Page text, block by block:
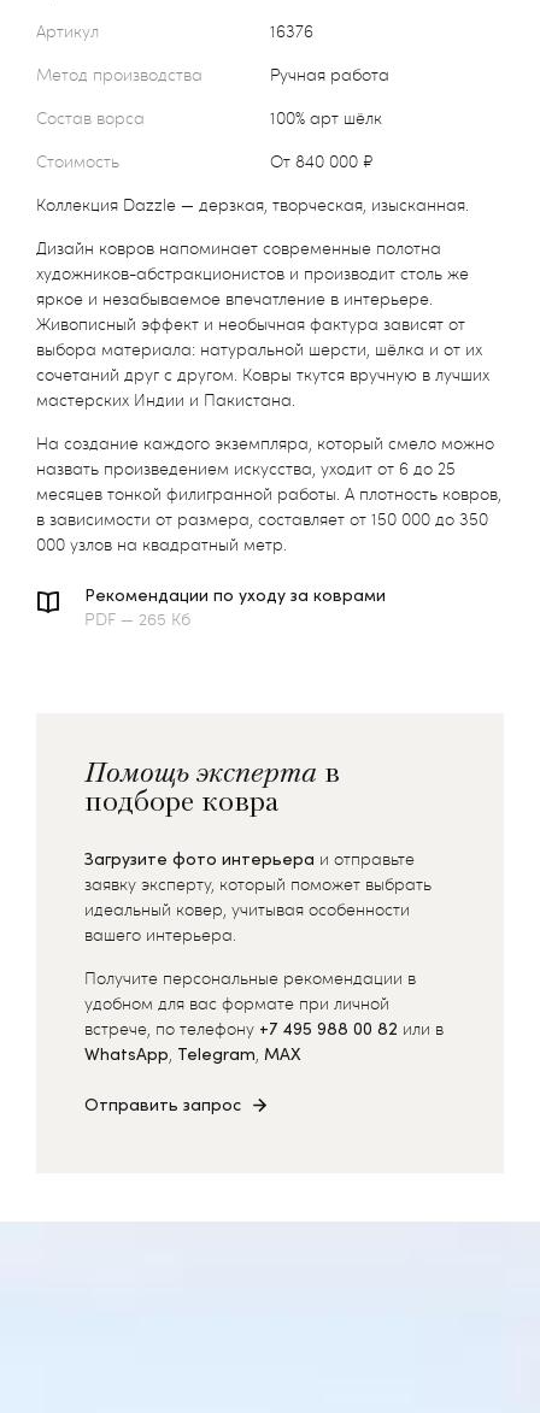
Артикул
16376
Метод производства
Ручная работа
Состав ворса
100% арт шёлк
Стоимость
от 840 000 ₽
Коллекция Dazzle — дерзкая, творческая, изысканная.
Дизайн ковров напоминает современные полотна
художников-абстракционистов и производит столь же
яркое и незабываемое впечатление в интерьере.
Живописный эффект и необычная фактура зависят от
выбора материала: натуральной шерсти, шёлка и от их
сочетаний друг с другом. Ковры ткутся вручную в лучших
мастерских Индии и Пакистана.
На создание каждого экземпляра, который смело можно
назвать произведением искусства, уходит от 6 до 25
месяцев тонкой филигранной работы. А плотность ковров,
в зависимости от размера, составляет от 150 000 до 350
000 узлов на квадратный метр.
Рекомендации по уходу за коврами
PDF — 265 Кб
Помощь эксперта в
подборе ковра
Загрузите фото интерьера и отправьте
заявку эксперту, который поможет выбрать
идеальный ковер, учитывая особенности
вашего интерьера.
Получите персональные рекомендации в
удобном для вас формате при личной
встрече, по телефону +7 495 988 00 82 или в
WhatsApp, Telegram, MAX
Отправить запрос